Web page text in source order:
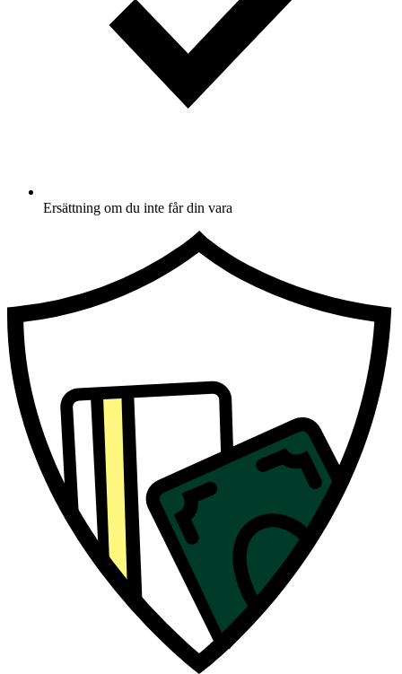
Ersättning om du inte får din vara